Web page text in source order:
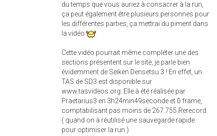
du temps que vous auriez à consacrer à la run,
ça peut également être plusieurs personnes pour
les différentes parties, ça mettrai du piment dans
la vidéo
Cette vidéo pourrait même compléter une des
sections présentent sur le site, je parle bien
évidemment de Seiken Densetsu 3 ! En effet, un
TAS de SD3 est disponible sur
www.tasvideos.org. Elle à été réalisée par
Praetarius3 en 3h24min49seconde et 0 frame,
comptabilisant pas moins de 267.755 Rerecord
( quand on à réutilisé une sauvegarde rapide
pour optimiser la run )